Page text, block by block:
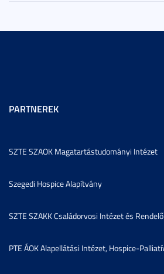
PARTNEREK
SZTE SZAOK Magatartástudományi Intézet
Szegedi Hospice Alapítvány
SZTE SZAKK Családorvosi Intézet és Rendelő
PTE ÁOK Alapellátási Intézet, Hospice-